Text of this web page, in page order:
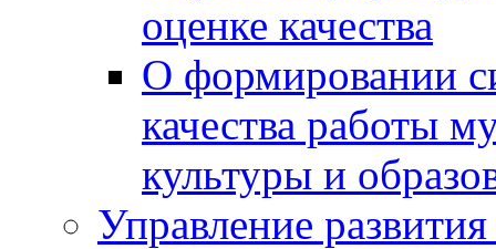
оценке качества
О формировании
качества работы
культуры и
Управление